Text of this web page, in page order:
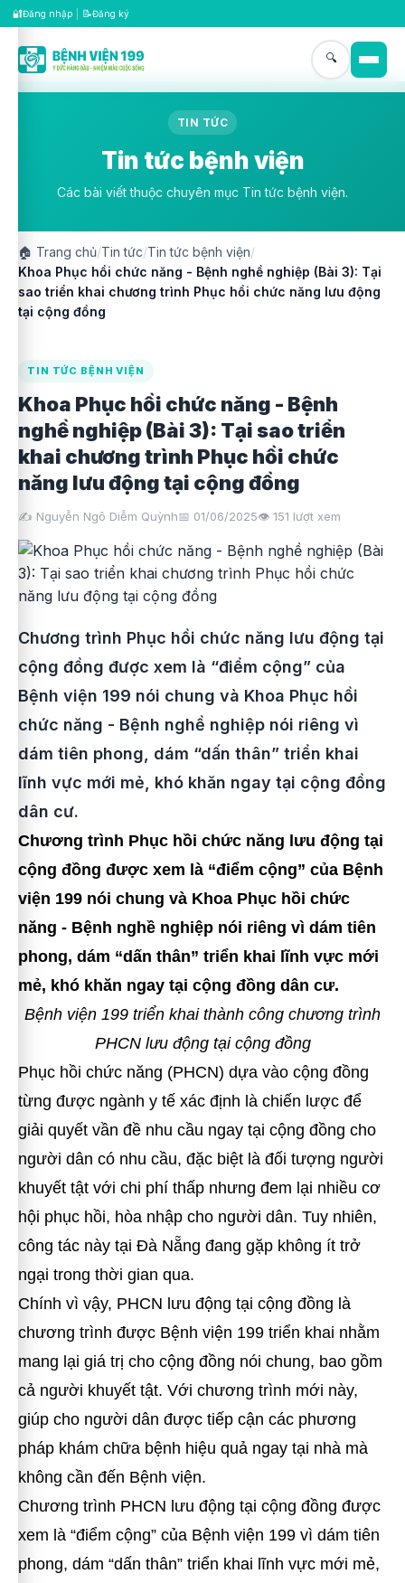
🔐Đăng nhập 📝Đăng ký
🔍
TIN TỨC
Tin tức bệnh viện
Các bài viết thuộc chuyên mục Tin tức bệnh viện.
🏠 Trang chủ/Tin tức/Tin tức bệnh viện/
Khoa Phục hồi chức năng - Bệnh nghề nghiệp (Bài 3): Tại
sao triển khai chương trình Phục hồi chức năng lưu động
tại cộng đồng
TIN TỨC BỆNH VIỆN
Khoa Phục hồi chức năng - Bệnh
nghề nghiệp (Bài 3): Tại sao triển
khai chương trình Phục hồi chức
năng lưu động tại cộng đồng
✍️ Nguyễn Ngô Diễm Quỳnh📅 01/06/2025👁️ 151 lượt xem
Chương trình Phục hồi chức năng lưu động tại
cộng đồng được xem là “điểm cộng” của
Bệnh viện 199 nói chung và Khoa Phục hồi
chức năng - Bệnh nghề nghiệp nói riêng vì
dám tiên phong, dám “dấn thân” triển khai
lĩnh vực mới mẻ, khó khăn ngay tại cộng đồng
dân cư.
Chương trình Phục hồi chức năng lưu động tại
cộng đồng được xem là “điểm cộng” của Bệnh
viện 199 nói chung và Khoa Phục hồi chức
năng - Bệnh nghề nghiệp nói riêng vì dám tiên
phong, dám “dấn thân” triển khai lĩnh vực mới
mẻ, khó khăn ngay tại cộng đồng dân cư.
Bệnh viện 199 triển khai thành công chương trình
PHCN lưu động tại cộng đồng
Phục hồi chức năng (PHCN) dựa vào cộng đồng
từng được ngành y tế xác định là chiến lược để
giải quyết vần đề nhu cầu ngay tại cộng đồng cho
người dân có nhu cầu, đặc biệt là đối tượng người
khuyết tật với chi phí thấp nhưng đem lại nhiều cơ
hội phục hồi, hòa nhập cho người dân. Tuy nhiên,
công tác này tại Đà Nẵng đang gặp không ít trở
ngại trong thời gian qua.
Chính vì vậy, PHCN lưu động tại cộng đồng là
chương trình được Bệnh viện 199 triển khai nhằm
mang lại giá trị cho cộng đồng nói chung, bao gồm
cả người khuyết tật. Với chương trình mới này,
giúp cho người dân được tiếp cận các phương
pháp khám chữa bệnh hiệu quả ngay tại nhà mà
không cần đến Bệnh viện.
Chương trình PHCN lưu động tại cộng đồng được
xem là “điểm cộng” của Bệnh viện 199 vì dám tiên
phong, dám “dấn thân” triển khai lĩnh vực mới mẻ,